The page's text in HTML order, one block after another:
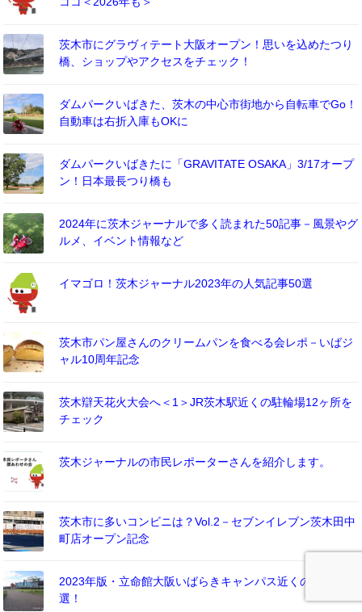
茨木市にグラヴィテート大阪オープン！思いを込めたつり
橋、ショップやアクセスをチェック！
ダムパークいばきた、茨木の中心市街地から自転車でGo！
自動車は右折入庫もOKに
ダムパークいばきたに「GRAVITATE OSAKA」3/17オープ
ン！日本最長つり橋も
2024年に茨木ジャーナルで多く読まれた50記事－風景やグ
ルメ、イベント情報など
イマゴロ！茨木ジャーナル2023年の人気記事50選
茨木市パン屋さんのクリームパンを食べる会レポ－いばジ
ャル10周年記念
茨木辯天花火大会へ＜1＞JR茨木駅近くの駐輪場12ヶ所を
チェック
茨木ジャーナルの市民レポーターさんを紹介します。
茨木市に多いコンビニは？Vol.2－セブンイレブン茨木田中
町店オープン記念
2023年版・立命館大阪いばらきキャンパス近くの駐車場11
選！